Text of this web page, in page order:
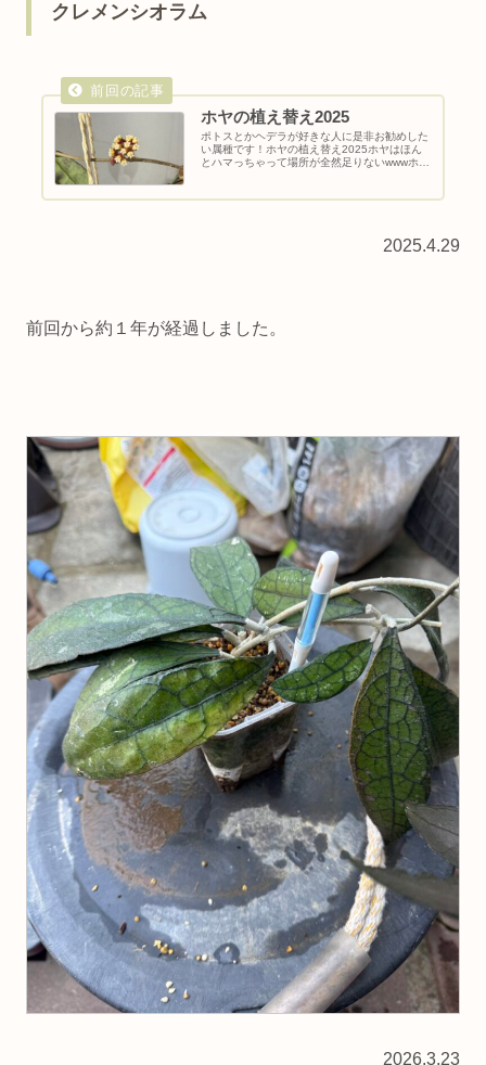
クレメンシオラム
ホヤの植え替え2025
ポトスとかヘデラが好きな人に是非お勧めした
い属種です！ホヤの植え替え2025ホヤはほん
とハマっちゃって場所が全然足りないwwwホ
してたのでもーそんな...
2025.4.29
前回から約１年が経過しました。
2026.3.23